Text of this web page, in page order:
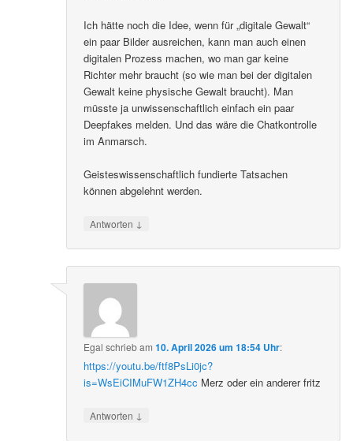
Ich hätte noch die Idee, wenn für „digitale Gewalt“
ein paar Bilder ausreichen, kann man auch einen
digitalen Prozess machen, wo man gar keine
Richter mehr braucht (so wie man bei der digitalen
Gewalt keine physische Gewalt braucht). Man
müsste ja unwissenschaftlich einfach ein paar
Deepfakes melden. Und das wäre die Chatkontrolle
im Anmarsch.
Geisteswissenschaftlich fundierte Tatsachen
können abgelehnt werden.
Antworten ↓
Egal schriebam10. April 2026 um 18:54 Uhr:
https://youtu.be/ftf8PsLi0jc?
is=WsEiCIMuFW1ZH4cc Merz oder ein anderer fritz
Antworten ↓